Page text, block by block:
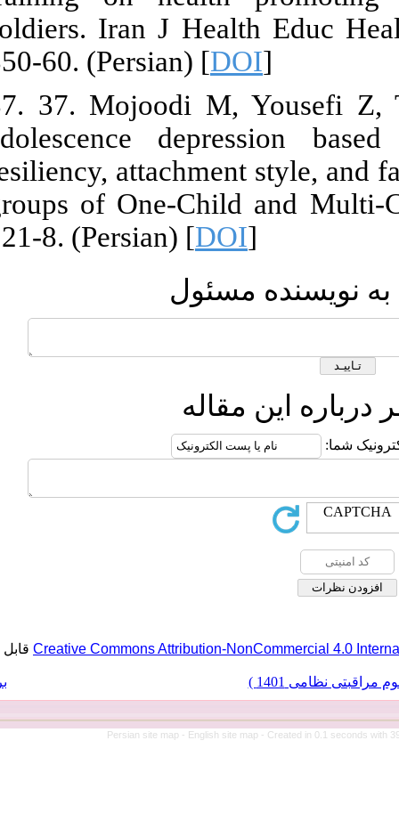
soldiers.
350-60.
37. 37.
resiliency,
groups of
221-8.
Creativeقابل بازنشر است.
Persian